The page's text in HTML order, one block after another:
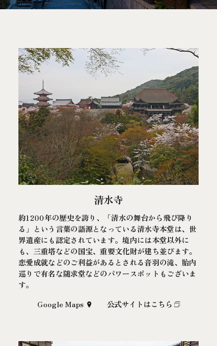
清水寺
約1200年の歴史を誇り、「清水の舞台から飛び降り
る」という言葉の語源となっている清水寺本堂は、世
界遺産にも認定されています。境内には本堂以外に
も、三重塔などの国宝、重要文化財が建ち並びます。
恋愛成就などのご利益があるとされる音羽の滝、胎内
巡りで有名な随求堂などのパワースポットもございま
す。
Google Maps
公式サイトはこちら